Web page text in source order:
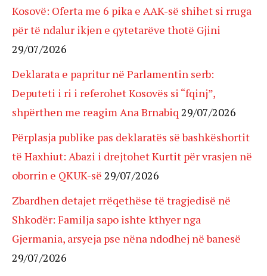
Kosovë: Oferta me 6 pika e AAK-së shihet si rruga
për të ndalur ikjen e qytetarëve thotë Gjini
29/07/2026
Deklarata e papritur në Parlamentin serb:
Deputeti i ri i referohet Kosovës si “fqinj”,
shpërthen me reagim Ana Brnabiq 29/07/2026
Përplasja publike pas deklaratës së bashkëshortit
të Haxhiut: Abazi i drejtohet Kurtit për vrasjen në
oborrin e QKUK-së 29/07/2026
Zbardhen detajet rrëqethëse të tragjedisë në
Shkodër: Familja sapo ishte kthyer nga
Gjermania, arsyeja pse nëna ndodhej në banesë
29/07/2026